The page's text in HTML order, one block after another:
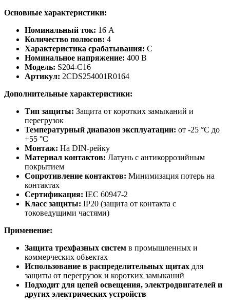
Основные характеристики:
Номинальный ток: 16 А
Количество полюсов: 4
Характеристика срабатывания: C
Номинальное напряжение: 400 В
Модель: S204-C16
Артикул: 2CDS254001R0164
Дополнительные характеристики:
Тип защиты: Защита от коротких замыканий и
перегрузок
Температурный диапазон эксплуатации: от -25 °C до
+55 °C
Монтаж: На DIN-рейку
Материал контактов: Латунь с антикоррозийным
покрытием
Сопротивление контактов: Минимизация потерь на
контактах
Сертификация: IEC 60947-2
Класс защиты: IP20 (защита от контакта с
токоведущими частями)
Применение:
Защита трехфазных систем в промышленных и
коммерческих объектах
Использование в распределительных щитах для
защиты от перегрузок и коротких замыканий
Подходит для цепей освещения, электродвигателей и
других электрических устройств